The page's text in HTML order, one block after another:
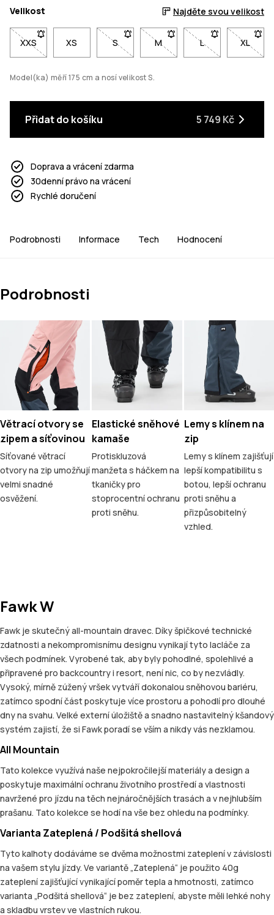
Velikost Najděte svou velikost
XXS- Velikost XXS není dostupná. Klikni pro upozornění, až bude
XS S- Velikost S není dostupná. Klikni pro
M- Velikost M není dostupná.
L- Velikost L není
XL
-
Model(ka) měří 175 cm a nosí velikost S.
Přidat do košíku 5 749 Kč
Doprava a vrácení zdarma
30denní právo na vrácení
Rychlé doručení
Podrobnosti Informace Tech Hodnocení
Podrobnosti
Větrací otvory se
zipem a síťovinou
Síťované větrací
otvory na zip umožňují
velmi snadné
osvěžení.
Elastické sněhové
kamaše
Protiskluzová
manžeta s háčkem na
tkaničky pro
stoprocentní ochranu
proti sněhu.
Lemy s klínem na
zip
Lemy s klínem zajišťují
lepší kompatibilitu s
botou, lepší ochranu
proti sněhu a
přizpůsobitelný
vzhled.
Fawk W
Fawk je skutečný all-mountain dravec. Díky špičkové technické
zdatnosti a nekompromisnímu designu vynikají tyto lacláče za
všech podmínek. Vyrobené tak, aby byly pohodlné, spolehlivé a
připravené pro backcountry i resort, není nic, co by nezvládly.
Vysoký, mírně zúžený vršek vytváří dokonalou sněhovou bariéru,
zatímco spodní část poskytuje více prostoru a pohodlí pro dlouhé
dny na svahu. Velké externí úložiště a snadno nastavitelný kšandový
systém zajistí, že si Fawk poradí se vším a nikdy vás nezklamou.
All Mountain
Tato kolekce využívá naše nejpokročilejší materiály a design a
poskytuje maximální ochranu životního prostředí a vlastnosti
navržené pro jízdu na těch nejnáročnějších trasách a v nejhlubším
prašanu. Tato kolekce se hodí na vše bez ohledu na podmínky.
Varianta Zateplená / Podšitá shellová
Tyto kalhoty dodáváme se dvěma možnostmi zateplení v závislosti
na vašem stylu jízdy. Ve variantě „Zateplená“ je použito 40g
zateplení zajišťující vynikající poměr tepla a hmotnosti, zatímco
varianta „Podšitá shellová“ je bez zateplení, abyste měli lehké nohy
a skladbu vrstev ve vlastních rukou.